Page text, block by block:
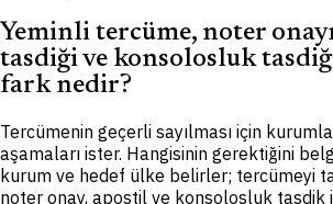
Yeminli tercüme, noter
tasdiği ve konsolosluk
fark nedir?
Tercümenin geçerli sayılması için
aşamaları ister. Hangisinin gerektiğini
kurum ve hedef ülke belirler; tercümeyi
noter onay, apostil ve konsolosluk tasdik